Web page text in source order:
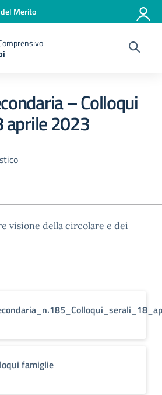
Merito
– Colloqui
aprile 2023
visione della circolare e dei
famiglie